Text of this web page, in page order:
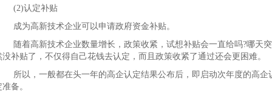
(2)认定补贴
成为高新技术企业可以申请政府资金补贴。
随着高新技术企业数量增长，政策收紧，试想补贴会一直给吗?哪天突
没补贴了，不仅得自己花钱去认定，而且政策收紧了通过还会更困难。
所以，一般都在头一年的高企认定结果公布后，即启动次年度的高企
备。